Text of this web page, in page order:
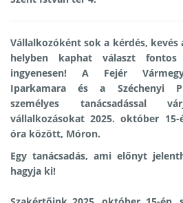
Vállalkozóként sok a kérdés, kevés
helyben kaphat választ
ingyenesen! A Fejér
Iparkamara és a Széchenyi
személyes tanácsadással
vállalkozásokat 2025. október 15-
óra között, Móron.
Egy tanácsadás, ami előnyt
hagyja ki!